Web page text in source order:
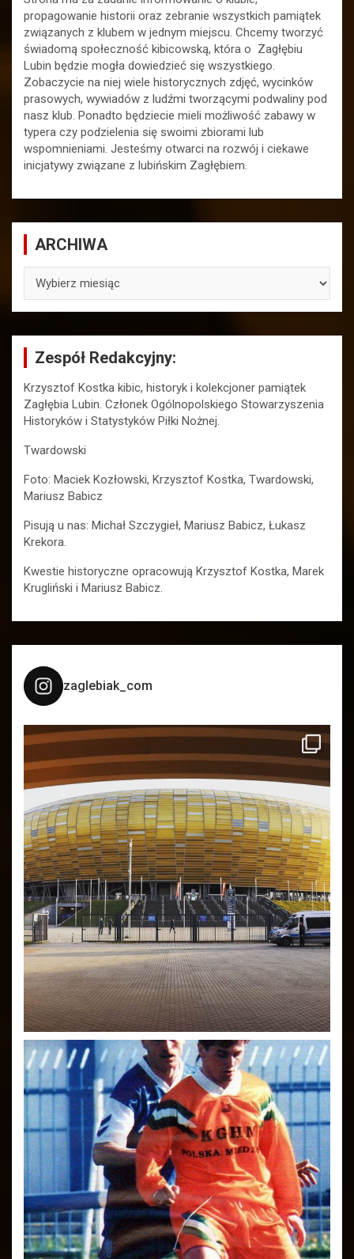
propagowanie historii oraz zebranie wszystkich pamiątek
związanych z klubem w jednym miejscu. Chcemy tworzyć
świadomą społeczność kibicowską, która o Zagłębiu
Lubin będzie mogła dowiedzieć się wszystkiego.
Zobaczycie na niej wiele historycznych zdjęć, wycinków
prasowych, wywiadów z ludźmi tworzącymi podwaliny pod
nasz klub. Ponadto będziecie mieli możliwość zabawy w
typera czy podzielenia się swoimi zbiorami lub
wspomnieniami. Jesteśmy otwarci na rozwój i ciekawe
inicjatywy związane z lubińskim Zagłębiem.
ARCHIWA
Zespół Redakcyjny:
Krzysztof Kostka kibic, historyk i kolekcjoner pamiątek
Zagłębia Lubin. Członek Ogólnopolskiego Stowarzyszenia
Historyków i Statystyków Piłki Nożnej.
Twardowski
Foto: Maciek Kozłowski, Krzysztof Kostka, Twardowski,
Mariusz Babicz
Pisują u nas: Michał Szczygieł, Mariusz Babicz, Łukasz
Krekora.
Kwestie historyczne opracowują Krzysztof Kostka, Marek
Krugliński i Mariusz Babicz.
zaglebiak_com